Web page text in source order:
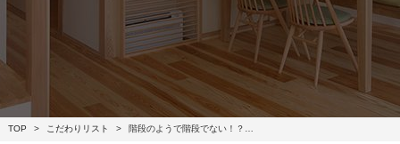
TOP こだわりリスト 階段のようで階段でない！？…